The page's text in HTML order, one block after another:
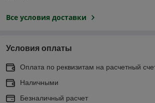
Все условия доставки
Условия оплаты
Оплата по реквизитам на расчетный
Наличными
Безналичный расчет